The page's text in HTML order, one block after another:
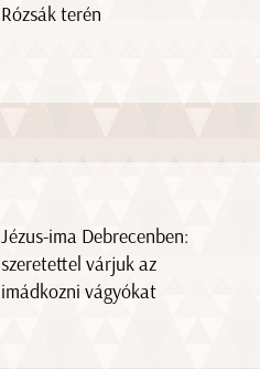
Rózsák terén
Jézus-ima Debrecenben:
szeretettel várjuk az
imádkozni vágyókat